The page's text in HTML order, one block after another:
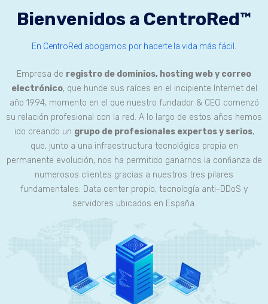
Bienvenidos a CentroRed™
En CentroRed abogamos por hacerte la vida más fácil.
Empresa de registro de dominios, hosting web y correo
electrónico, que hunde sus raíces en el incipiente Internet del
año 1994, momento en el que nuestro fundador & CEO comenzó
su relación profesional con la red. A lo largo de estos años hemos
ido creando un grupo de profesionales expertos y serios,
que, junto a una infraestructura tecnológica propia en
permanente evolución, nos ha permitido ganarnos la confianza de
numerosos clientes gracias a nuestros tres pilares
fundamentales: Data center propio, tecnología anti-DDoS y
servidores ubicados en España.